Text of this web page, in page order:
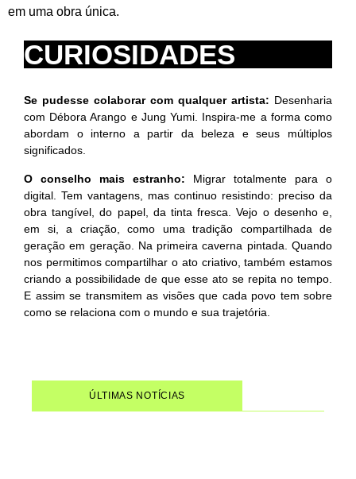
em uma obra única.
CURIOSIDADES
Se pudesse colaborar com qualquer artista: Desenharia
com Débora Arango e Jung Yumi. Inspira-me a forma como
abordam o interno a partir da beleza e seus múltiplos
significados.
O conselho mais estranho: Migrar totalmente para o
digital. Tem vantagens, mas continuo resistindo: preciso da
obra tangível, do papel, da tinta fresca. Vejo o desenho e,
em si, a criação, como uma tradição compartilhada de
geração em geração. Na primeira caverna pintada. Quando
nos permitimos compartilhar o ato criativo, também estamos
criando a possibilidade de que esse ato se repita no tempo.
E assim se transmitem as visões que cada povo tem sobre
como se relaciona com o mundo e sua trajetória.
ÚLTIMAS NOTÍCIAS